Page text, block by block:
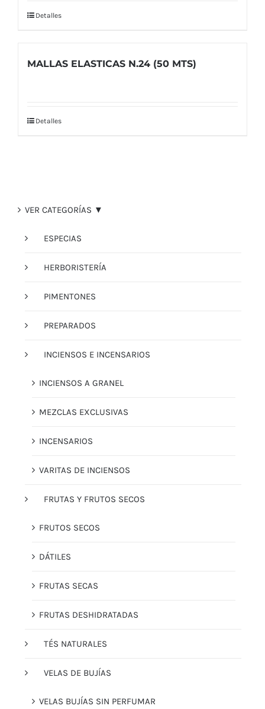
Detalles
MALLAS ELASTICAS N.24 (50 MTS)
Detalles
VER CATEGORÍAS ▼
ESPECIAS
HERBORISTERÍA
PIMENTONES
PREPARADOS
INCIENSOS E INCENSARIOS
INCIENSOS A GRANEL
MEZCLAS EXCLUSIVAS
INCENSARIOS
VARITAS DE INCIENSOS
FRUTAS Y FRUTOS SECOS
FRUTOS SECOS
DÁTILES
FRUTAS SECAS
FRUTAS DESHIDRATADAS
TÉS NATURALES
VELAS DE BUJÍAS
VELAS BUJÍAS SIN PERFUMAR